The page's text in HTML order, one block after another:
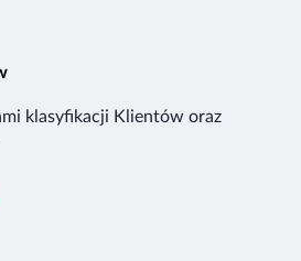
klasyfikacji Klientów oraz
Klientów